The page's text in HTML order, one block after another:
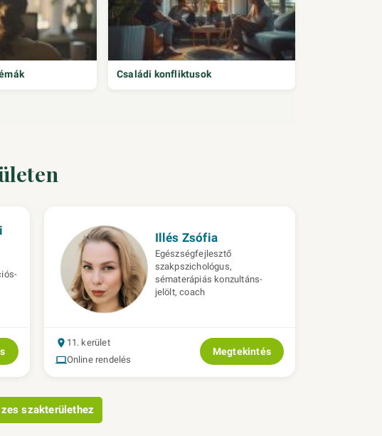
Családi konfliktusok
Illés Zsófia
Egészségfejlesztő
szakpszichológus,
sématerápiás konzultáns-
jelölt, coach
11. kerület
Online rendelés
Megtekintés
szakterülethez